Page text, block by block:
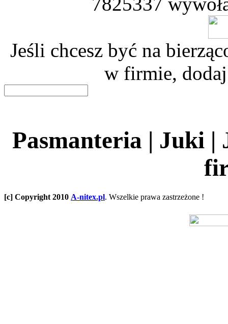
Jeśli chcesz być na
w firmie,
Pasmanteria | Juki |
[c] Copyright 2010 A-nitex.pl. Wszelkie prawa zastrzeżone !